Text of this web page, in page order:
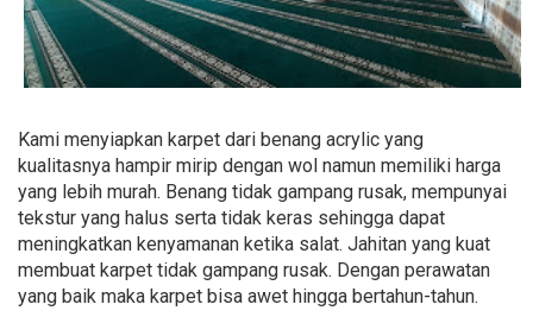
Kami menyiapkan karpet dari benang acrylic yang
kualitasnya hampir mirip dengan wol namun memiliki harga
yang lebih murah. Benang tidak gampang rusak, mempunyai
tekstur yang halus serta tidak keras sehingga dapat
meningkatkan kenyamanan ketika salat. Jahitan yang kuat
membuat karpet tidak gampang rusak. Dengan perawatan
yang baik maka karpet bisa awet hingga bertahun-tahun.